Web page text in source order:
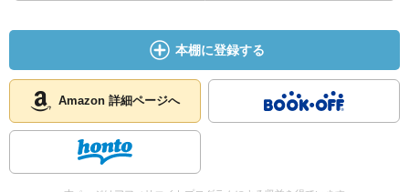
本棚に登録する
Amazon 詳細ページへ